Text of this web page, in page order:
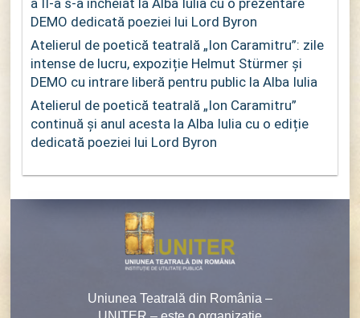
DEMO dedicată poeziei lui Lord Byron
Atelierul de poetică teatrală „Ion Caramitru”: zile
intense de lucru, expoziție Helmut Stürmer și
DEMO cu intrare liberă pentru public la Alba Iulia
Atelierul de poetică teatrală „Ion Caramitru”
continuă și anul acesta la Alba Iulia cu o ediție
dedicată poeziei lui Lord Byron
Uniunea Teatrală din România –